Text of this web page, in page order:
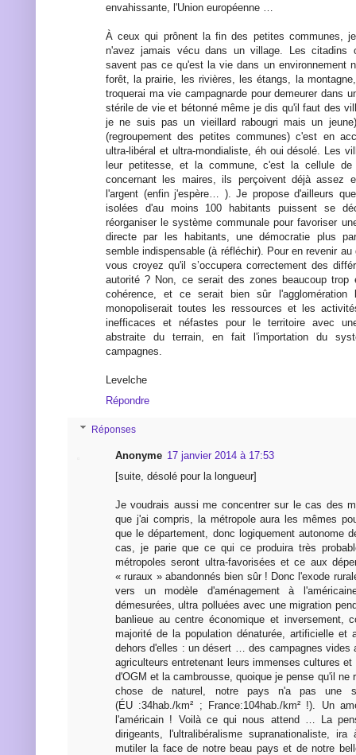
envahissante, l'Union européenne …
À ceux qui prônent la fin des petites communes,
n'avez jamais vécu dans un village. Les citadins
savent pas ce qu'est la vie dans un environnement
forêt, la prairie, les rivières, les étangs, la
troquerai ma vie campagnarde pour demeurer dans
stérile de vie et bétonné même je dis qu'il faut des
je ne suis pas un vieillard rabougri mais un
(regroupement des petites communes) c'est en
ultra-libéral et ultra-mondialiste, éh oui désolé. Les
leur petitesse, et la commune, c'est la cellule
concernant les maires, ils perçoivent déjà assez
l'argent (enfin j'espère… ). Je propose d'ailleurs
isolées d'au moins 100 habitants puissent se
réorganiser le système communale pour favoriser
directe par les habitants, une démocratie plus
semble indispensable (à réfléchir). Pour en revenir
vous croyez qu'il s’occupera correctement des
autorité ? Non, ce serait des zones beaucoup trop
cohérence, et ce serait bien sûr l'agglomération
monopoliserait toutes les ressources et les
inefficaces et néfastes pour le territoire avec
abstraite du terrain, en fait l'importation du
campagnes.
Levelche
Répondre
Réponses
Anonyme 17 janvier 2014 à 17:53
[suite, désolé pour la longueur]
Je voudrais aussi me concentrer sur le cas des
que j'ai compris, la métropole aura les mêmes
que le département, donc logiquement autonome
cas, je parie que ce qui ce produira très
métropoles seront ultra-favorisées et ce aux
« ruraux » abandonnés bien sûr ! Donc l'exode
vers un modèle d'aménagement à
démesurées, ultra polluées avec une migration
banlieue au centre économique et inversement,
majorité de la population dénaturée, artificielle et
dehors d'elles : un désert … des campagnes vides
agriculteurs entretenant leurs immenses cultures
d'OGM et la cambrousse, quoique je pense qu'il ne
chose de naturel, notre pays n'a pas une
(ÉU :34hab./km² ; France:104hab./km² !). Un
l'américain ! Voilà ce qui nous attend … La
dirigeants, l'ultralibéralisme supranationaliste,
mutiler la face de notre beau pays et de notre